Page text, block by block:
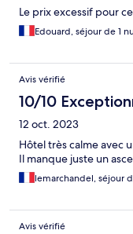
Le prix excessif pour
Edouard, séjour de 1
Avis vérifié
10/10
12 oct. 2023
Hôtel très calme avec
Il manque juste un
lemarchandel, séjour
Avis vérifié